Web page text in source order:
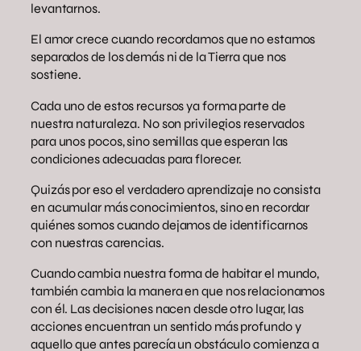
levantarnos.
El amor crece cuando recordamos que no estamos
separados de los demás ni de la Tierra que nos
sostiene.
Cada uno de estos recursos ya forma parte de
nuestra naturaleza. No son privilegios reservados
para unos pocos, sino semillas que esperan las
condiciones adecuadas para florecer.
Quizás por eso el verdadero aprendizaje no consista
en acumular más conocimientos, sino en recordar
quiénes somos cuando dejamos de identificarnos
con nuestras carencias.
Cuando cambia nuestra forma de habitar el mundo,
también cambia la manera en que nos relacionamos
con él. Las decisiones nacen desde otro lugar, las
acciones encuentran un sentido más profundo y
aquello que antes parecía un obstáculo comienza a